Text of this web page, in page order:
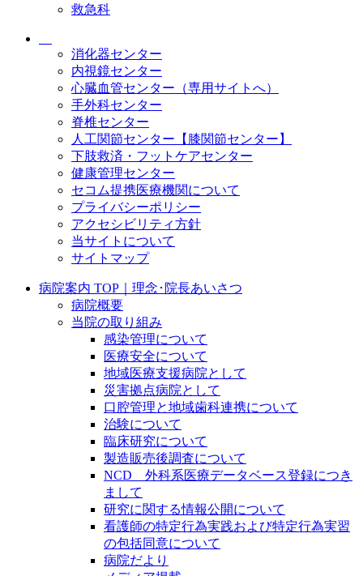
救急科
消化器センター
内視鏡センター
心臓血管センター（専用サイトへ）
手外科センター
脊椎センター
人工関節センター【膝関節センター】
下肢救済・フットケアセンター
健康管理センター
セコム提携医療機関について
プライバシーポリシー
アクセシビリティ方針
当サイトについて
サイトマップ
病院案内 TOP｜理念･院長あいさつ
病院概要
当院の取り組み
感染管理について
医療安全について
地域医療支援病院として
災害拠点病院として
口腔管理と地域歯科連携について
治験について
臨床研究について
製造販売後調査について
NCD 外科系医療データベース登録につき
まして
研究に関する情報公開について
看護師の特定行為実践および特定行為実習
の包括同意について
病院だより